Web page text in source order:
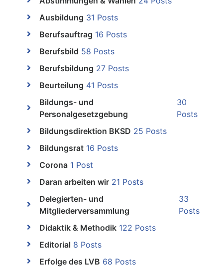
Ausbildung 31 Posts
Berufsauftrag 16 Posts
Berufsbild 58 Posts
Berufsbildung 27 Posts
Beurteilung 41 Posts
Bildungs- und
Personalgesetzgebung
30
Posts
Bildungsdirektion BKSD 25 Posts
Bildungsrat 16 Posts
Corona 1 Post
Daran arbeiten wir 21 Posts
Delegierten- und
Mitgliederversammlung
33
Posts
Didaktik & Methodik 122 Posts
Editorial 8 Posts
Erfolge des LVB 68 Posts